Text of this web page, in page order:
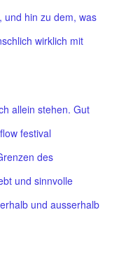
und hin zu dem, was
wirklich mit
allein stehen. Gut
festival
des
und sinnvolle
und ausserhalb